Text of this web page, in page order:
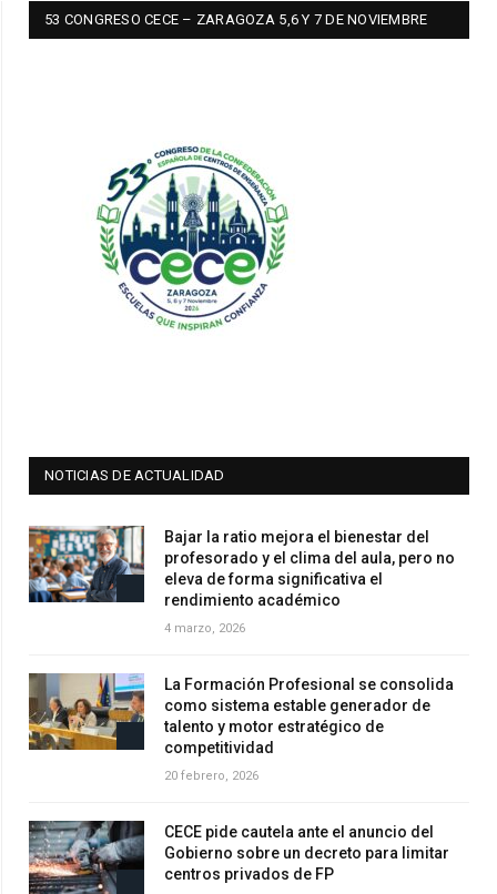
53 CONGRESO CECE – ZARAGOZA 5,6 Y 7 DE NOVIEMBRE
NOTICIAS DE ACTUALIDAD
Bajar la ratio mejora el bienestar del
profesorado y el clima del aula, pero no
eleva de forma significativa el
rendimiento académico
4 marzo, 2026
La Formación Profesional se consolida
como sistema estable generador de
talento y motor estratégico de
competitividad
20 febrero, 2026
CECE pide cautela ante el anuncio del
Gobierno sobre un decreto para limitar
centros privados de FP